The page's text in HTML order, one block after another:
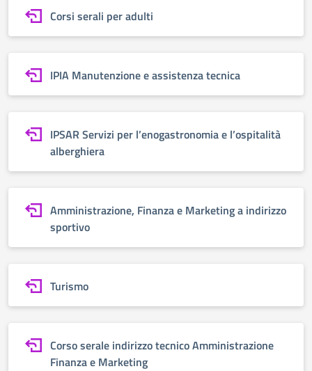
Corsi serali per adulti
IPIA Manutenzione e assistenza tecnica
IPSAR Servizi per l’enogastronomia e l’ospitalità
alberghiera
Amministrazione, Finanza e Marketing a indirizzo
sportivo
Turismo
Corso serale indirizzo tecnico Amministrazione
Finanza e Marketing